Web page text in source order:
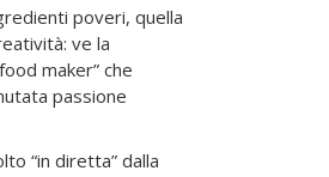
poveri, quella
ve la
maker” che
passione
“in diretta” dalla